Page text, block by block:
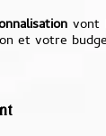
vont
et votre